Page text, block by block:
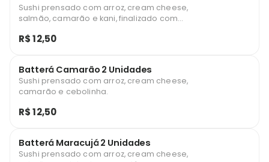
Sushi prensado com arroz, cream cheese,
salmão, camarão e kani, finalizado com
R$ 12,50
Batterá Camarão 2 Unidades
Sushi prensado com arroz, cream cheese,
camarão e cebolinha.
R$ 12,50
Batterá Maracujá 2 Unidades
Sushi prensado com arroz, cream cheese,